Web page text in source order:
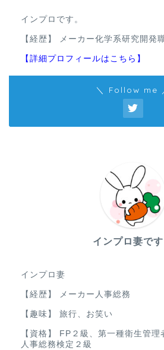
インプロです。
【経歴】 メーカー化学系研究開発
【詳細プロフィールはこちら】
＼ Follow me
インプロ妻です
インプロ妻
【経歴】 メーカー人事総務
【趣味】 旅行、お笑い
【資格】 FP２級、第一種衛生管理
人事総務検定２級